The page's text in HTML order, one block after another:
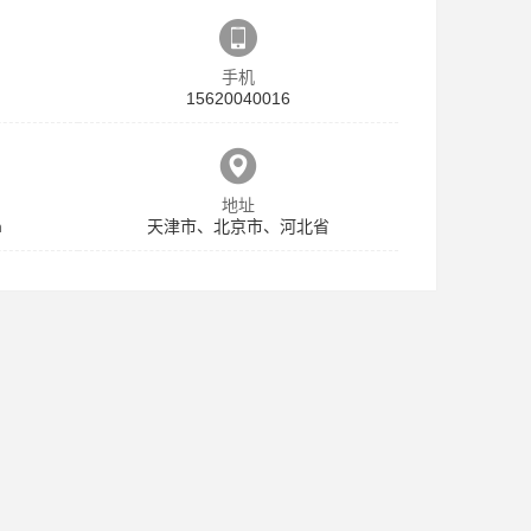
手机
15620040016
地址
天津市、北京市、河北省